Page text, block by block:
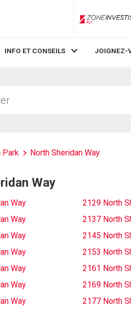
INFO ET CONSEILS JOIGNEZ-
Park North Sheridan Way
Way
Way 2129 North
Way 2137 North
Way 2145 North
Way 2153 North
Way 2161 North
Way 2169 North
Way 2177 North